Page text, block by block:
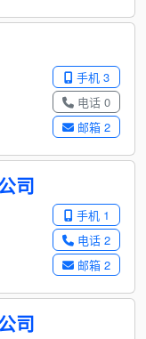
手机 3
电话 0
邮箱 2
司
手机 1
电话 2
邮箱 2
司